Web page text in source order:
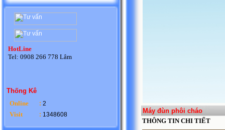
HotLine
Tel: 0908 266 778 Lâm
Thống Kê
Online
: 2
Visit : 1348608
Máy đùn phôi cháo
THÔNG TIN CHI TIẾT